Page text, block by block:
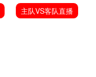
主队VS客队直播